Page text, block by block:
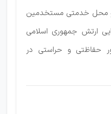
محل خدمتی مستخدمین
ارتش جمهوری اسلامی
حفاظتی و حراستی در